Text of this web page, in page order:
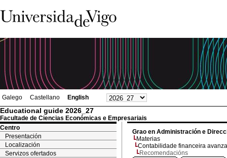
Galego Castellano English
Educational guide 2026_27
Facultade de Ciencias Económicas e Empresariais
Centro
Presentación
Localización
Servizos ofertados
Grao en Administración e
Materias
Contabilidade financeira
Recomendacións